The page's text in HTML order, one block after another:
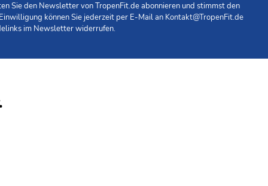
Sie den Newsletter von TropenFit.de abonnieren und stimmst den
können Sie jederzeit per E-Mail an Kontakt@TropenFit.de
im Newsletter widerrufen.